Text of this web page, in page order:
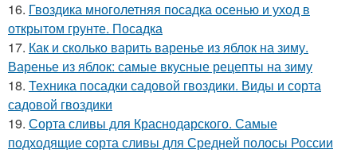
16. Гвоздика многолетняя посадка осенью и уход в
открытом грунте. Посадка
17. Как и сколько варить варенье из яблок на зиму.
Варенье из яблок: самые вкусные рецепты на зиму
18. Техника посадки садовой гвоздики. Виды и сорта
садовой гвоздики
19. Сорта сливы для Краснодарского. Самые
подходящие сорта сливы для Средней полосы России